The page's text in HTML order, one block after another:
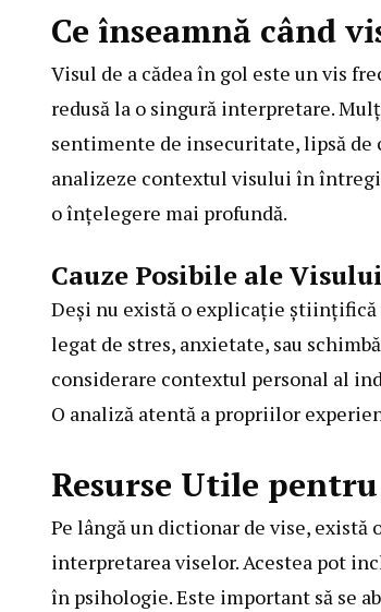
Ce înseamnă când
Visul de a cădea în gol este un vis
redusă la o singură interpretare.
sentimente de insecuritate, lipsă de
analizeze contextul visului în
o înțelegere mai profundă.
Cauze Posibile ale
Deși nu există o explicație științifică
legat de stres, anxietate, sau
considerare contextul personal al
O analiză atentă a propriilor
Resurse Utile
Pe lângă un dictionar de vise,
interpretarea viselor. Acestea pot
în psihologie. Este important să se